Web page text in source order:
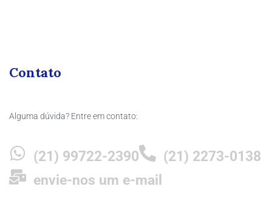
Contato
Alguma dúvida? Entre em contato:
(21) 99722-2390
(21) 2273-0138
envie-nos um e-mail